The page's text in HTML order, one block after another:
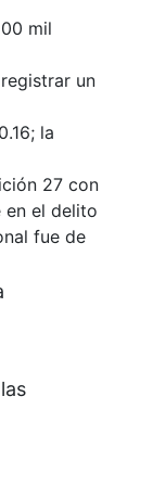
mil
un
la
27 con
en el delito
fue de